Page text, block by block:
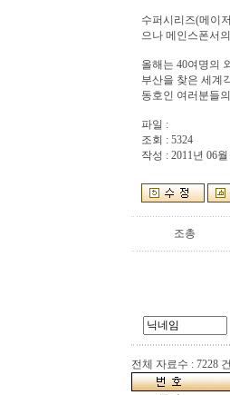
수퍼시리즈(메이
으나 메인스폰서
올해는 40여명의
부산을 찾은 세계
동호인 여러분들
파일 :
조회 : 5324
작성 : 2011년 06
조총
전체 자료수 : 7228 건